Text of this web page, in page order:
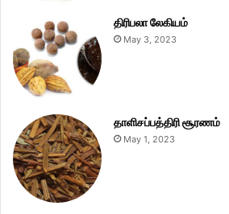
திரிபலா லேகியம்
May 3, 2023
தாளிசப்பத்திரி சூரணம்
May 1, 2023